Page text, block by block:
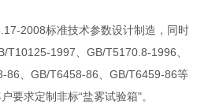
2008标准技术参数设计制造，同时
T10125-1997、GB/T5170.8-1996、
86、GB/T6458-86、GB/T6459-86等
要求定制非标“盐雾试验箱"。